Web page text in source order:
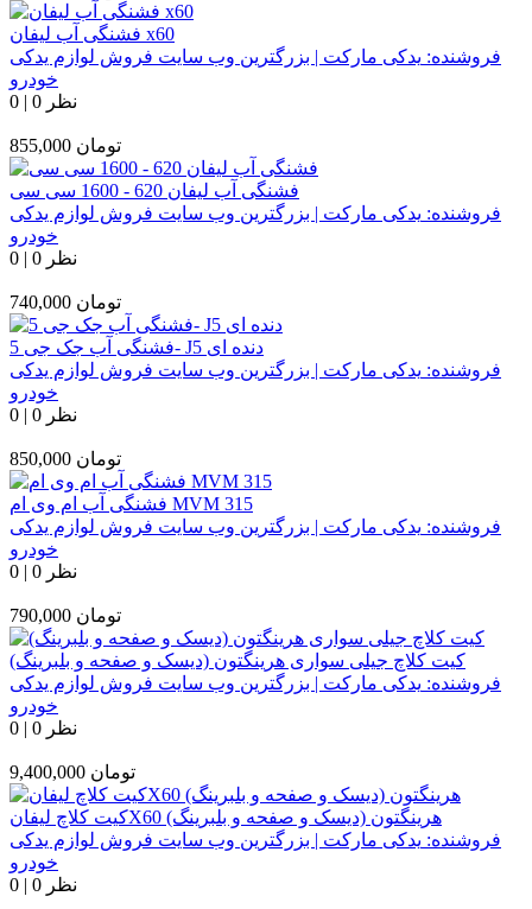
فشنگی آب لیفان x60
فروشنده: یدکی مارکت | بزرگترین وب سایت فروش لوازم یدکی
خودرو
0 | 0 نظر
855,000 تومان
فشنگی آب لیفان 620 - 1600 سی سی
فروشنده: یدکی مارکت | بزرگترین وب سایت فروش لوازم یدکی
خودرو
0 | 0 نظر
740,000 تومان
فشنگی آب جک جی 5- J5 دنده ای
فروشنده: یدکی مارکت | بزرگترین وب سایت فروش لوازم یدکی
خودرو
0 | 0 نظر
850,000 تومان
فشنگی آب ام وی ام MVM 315
فروشنده: یدکی مارکت | بزرگترین وب سایت فروش لوازم یدکی
خودرو
0 | 0 نظر
790,000 تومان
کیت کلاچ جیلی سواری هرینگتون (دیسک و صفحه و بلبرینگ)
فروشنده: یدکی مارکت | بزرگترین وب سایت فروش لوازم یدکی
خودرو
0 | 0 نظر
9,400,000 تومان
کیت کلاچ لیفانX60 هرینگتون (دیسک و صفحه و بلبرینگ)
فروشنده: یدکی مارکت | بزرگترین وب سایت فروش لوازم یدکی
خودرو
0 | 0 نظر